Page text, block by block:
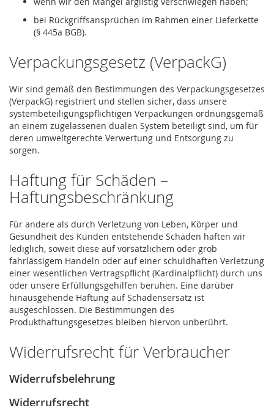
bei Rückgriffsansprüchen im Rahmen einer Lieferkette
(§ 445a BGB).
Verpackungsgesetz (VerpackG)
Wir sind gemäß den Bestimmungen des Verpackungsgesetzes
(VerpackG) registriert und stellen sicher, dass unsere
systembeteiligungspflichtigen Verpackungen ordnungsgemäß
an einem zugelassenen dualen System beteiligt sind, um für
deren umweltgerechte Verwertung und Entsorgung zu
sorgen.
Haftung für Schäden –
Haftungsbeschränkung
Für andere als durch Verletzung von Leben, Körper und
Gesundheit des Kunden entstehende Schäden haften wir
lediglich, soweit diese auf vorsätzlichem oder grob
fahrlässigem Handeln oder auf einer schuldhaften Verletzung
einer wesentlichen Vertragspflicht (Kardinalpflicht) durch uns
oder unsere Erfüllungsgehilfen beruhen. Eine darüber
hinausgehende Haftung auf Schadensersatz ist
ausgeschlossen. Die Bestimmungen des
Produkthaftungsgesetzes bleiben hiervon unberührt.
Widerrufsrecht für Verbraucher
Widerrufsbelehrung
Widerrufsrecht